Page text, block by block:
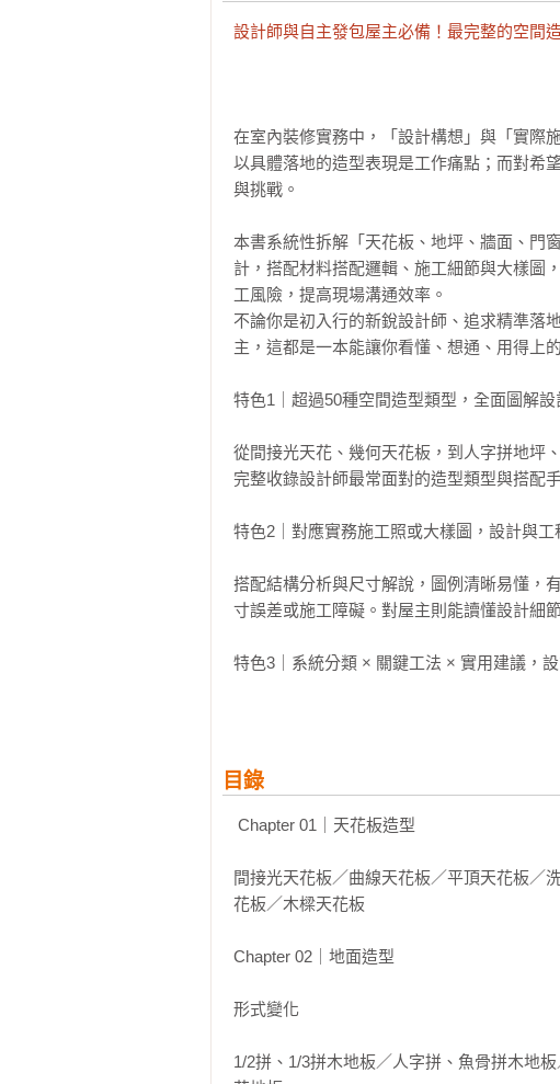
設計師與自主發包屋主必備！最完整的空間
在室內裝修實務中，「設計構想」與「實際
以具體落地的造型表現是工作痛點；而對希
與挑戰。
本書系統性拆解「天花板、地坪、牆面、門
計，搭配材料搭配邏輯、施工細節與大樣圖
工風險，提高現場溝通效率。
不論你是初入行的新銳設計師、追求精準落
主，這都是一本能讓你看懂、想通、用得上
特色1｜超過50種空間造型類型，全面圖解設
從間接光天花、幾何天花板，到人字拼地
完整收錄設計師最常面對的造型類型與搭配
特色2｜對應實務施工照或大樣圖，設計與工
搭配結構分析與尺寸解說，圖例清晰易懂，
寸誤差或施工障礙。對屋主則能讀懂設計細
特色3｜系統分類 × 關鍵工法 × 實用建議，
特色4｜造型比較表格化，快速掌握差異與重
每個造型類別皆統整不同作法的特色、適用
目錄
間接光天花板／曲線天花板／平頂天花板／
花板／木樑天花板
Chapter 02｜地面造型
形式變化
1/2拼、1/3拼木地板／人字拼、魚骨拼木地